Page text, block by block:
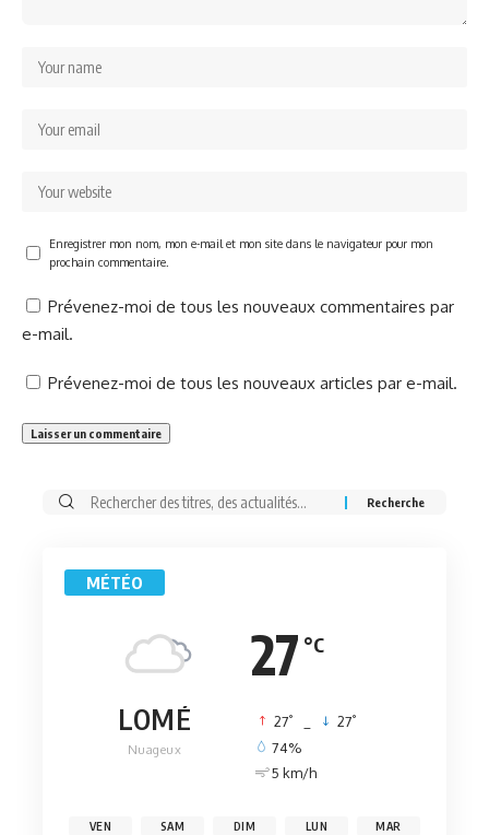
Enregistrer mon nom, mon e-mail et mon site dans le navigateur pour mon
prochain commentaire.
Prévenez-moi de tous les nouveaux commentaires par
e-mail.
Prévenez-moi de tous les nouveaux articles par e-mail.
Rechercher:
MÉTÉO
27 °C
LOMÉ
Nuageux
27° 27°
74%
5 km/h
VEN SAM DIM LUN MAR